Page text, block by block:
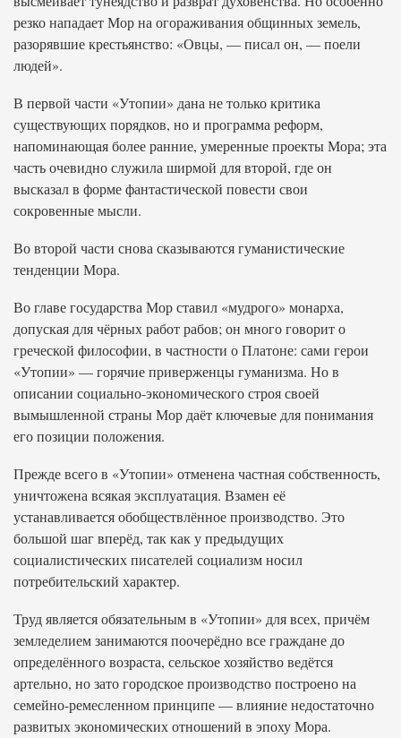
резко нападает Мор на огораживания общинных земель,
разорявшие крестьянство: «Овцы, — писал он, — поели
людей».
В первой части «Утопии» дана не только критика
существующих порядков, но и программа реформ,
напоминающая более ранние, умеренные проекты Мора; эта
часть очевидно служила ширмой для второй, где он
высказал в форме фантастической повести свои
сокровенные мысли.
Во второй части снова сказываются гуманистические
тенденции Мора.
Во главе государства Мор ставил «мудрого» монарха,
допуская для чёрных работ рабов; он много говорит о
греческой философии, в частности о Платоне: сами герои
«Утопии» — горячие приверженцы гуманизма. Но в
описании социально-экономического строя своей
вымышленной страны Мор даёт ключевые для понимания
его позиции положения.
Прежде всего в «Утопии» отменена частная собственность,
уничтожена всякая эксплуатация. Взамен её
устанавливается обобществлённое производство. Это
большой шаг вперёд, так как у предыдущих
социалистических писателей социализм носил
потребительский характер.
Труд является обязательным в «Утопии» для всех, причём
земледелием занимаются поочерёдно все граждане до
определённого возраста, сельское хозяйство ведётся
артельно, но зато городское производство построено на
семейно-ремесленном принципе — влияние недостаточно
развитых экономических отношений в эпоху Мора.